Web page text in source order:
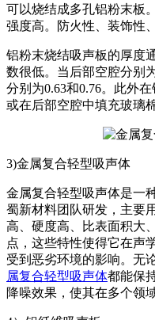
可以烧结成多孔铝粉末板
强度高。防火性、装饰性
铝粉末烧结吸声板的厚度
数很低。当后部空腔分别
分别为0.63和0.76。此外
或在后部空腔中填充玻璃
3)金属复合轻型吸声体
金属复合轻型吸声体是一
蜀新材料团队研发，主要
高、硬度高、比表面积大
点，这些特性使得它在声
受到恶劣环境的影响。无
属复合轻型吸声体都能保
降噪效果，使其在多个领